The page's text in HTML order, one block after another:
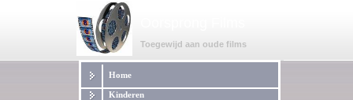
Toegewijd aan oude films
Home
Kinderen